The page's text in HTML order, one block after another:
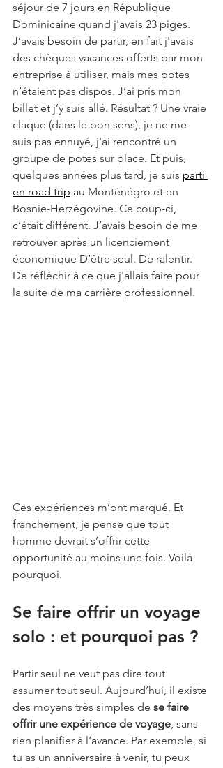
séjour de 7 jours en République
Dominicaine quand j'avais 23 piges.
J’avais besoin de partir, en fait j'avais
des chèques vacances offerts par mon
entreprise à utiliser, mais mes potes
n’étaient pas dispos. J’ai pris mon
billet et j’y suis allé. Résultat ? Une vraie
claque (dans le bon sens), je ne me
suis pas ennuyé, j'ai rencontré un
groupe de potes sur place. Et puis,
quelques années plus tard, je suis parti
en road trip au Monténégro et en
Bosnie-Herzégovine. Ce coup-ci,
c’était différent. J’avais besoin de me
retrouver après un licenciement
économique D’être seul. De ralentir.
De réfléchir à ce que j'allais faire pour
la suite de ma carrière professionnel.
Ces expériences m’ont marqué. Et
franchement, je pense que tout
homme devrait s’offrir cette
opportunité au moins une fois. Voilà
pourquoi.
Se faire offrir un voyage
solo : et pourquoi pas ?
Partir seul ne veut pas dire tout
assumer tout seul. Aujourd’hui, il existe
des moyens très simples de se faire
offrir une expérience de voyage, sans
rien planifier à l’avance. Par exemple, si
tu as un anniversaire à venir, tu peux